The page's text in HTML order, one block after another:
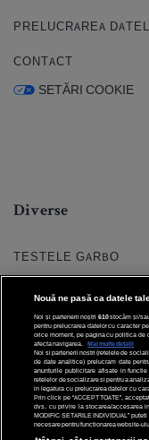
PRELUCRAREA
CONTACT
SETĂRI COOKIE
Diverse
TESTELE GARBO
HOROSCOP
HOROSCOPUL
FORUMURI
TRATAMENTE
DICTIONARE NUME
Nouă ne pasă ca datele
Noi și partenerii noștri 610stocăm și/
pentru prelucrarea datelor cu caracter
orice moment, pe pagina cu politica de
afecta navigarea.
Mai multe detalii
Noi si partenerii nostri (retelele de
de date analitice) prelucram date
anunturile publicitare afisate in
retelelor de socializare si pentru a
in legatura cu prelucrarea datelor cu
Prin click pe “ACCEPT TOATE”,
dvs. cu privire la stocarea/accesarea
MODIFIC SETARILE INDIVIDUAL”
necesare pentru functionarea website-